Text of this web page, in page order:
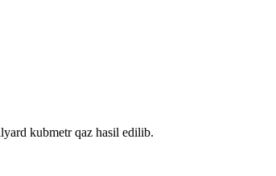
kubmetr qaz hasil edilib.